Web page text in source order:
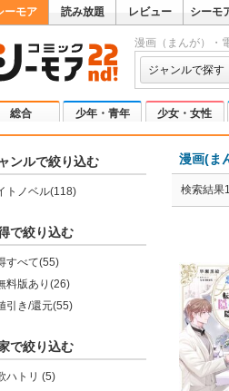
ーモア 読み放題 レビュー シーモ
漫画（まんが）・
ジャンルで探す
総合 少年・青年 少女・女性
ンルで絞り込む
トノベル(118)
で絞り込む
すべて(55)
料版あり(26)
引き/還元(55)
で絞り込む
ハトリ (5)
漫画(ま
検索結果